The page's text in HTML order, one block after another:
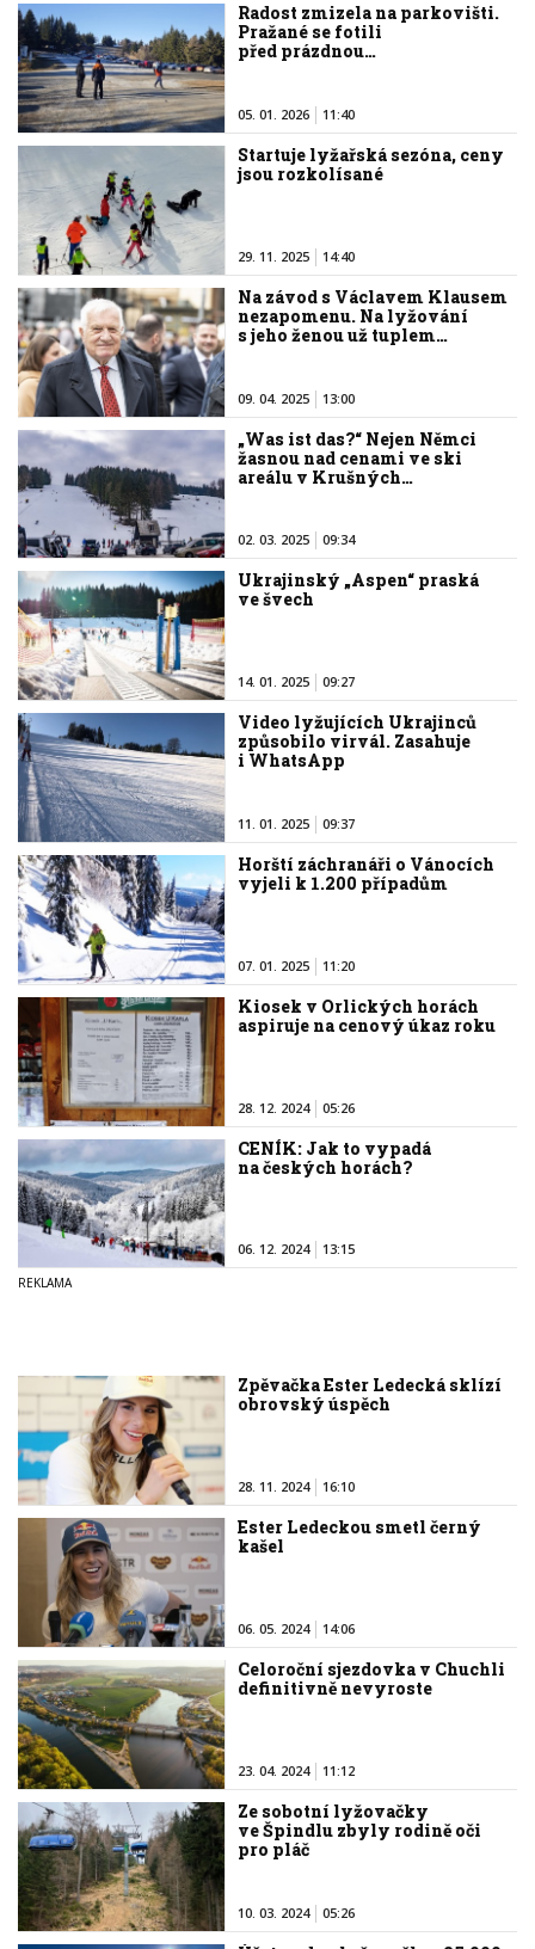
Radost zmizela na parkovišti.
Pražané se fotili
před prázdnou…
05. 01. 2026 11:40
Startuje lyžařská sezóna, ceny
jsou rozkolísané
29. 11. 2025 14:40
Na závod s Václavem Klausem
nezapomenu. Na lyžování
s jeho ženou už tuplem…
09. 04. 2025 13:00
„Was ist das?“ Nejen Němci
žasnou nad cenami ve ski
areálu v Krušných…
02. 03. 2025 09:34
Ukrajinský „Aspen“ praská
ve švech
14. 01. 2025 09:27
Video lyžujících Ukrajinců
způsobilo virvál. Zasahuje
i WhatsApp
11. 01. 2025 09:37
Horští záchranáři o Vánocích
vyjeli k 1.200 případům
07. 01. 2025 11:20
Kiosek v Orlických horách
aspiruje na cenový úkaz roku
28. 12. 2024 05:26
CENÍK: Jak to vypadá
na českých horách?
06. 12. 2024 13:15
Zpěvačka Ester Ledecká sklízí
obrovský úspěch
28. 11. 2024 16:10
Ester Ledeckou smetl černý
kašel
06. 05. 2024 14:06
Celoroční sjezdovka v Chuchli
definitivně nevyroste
23. 04. 2024 11:12
Ze sobotní lyžovačky
ve Špindlu zbyly rodině oči
pro pláč
10. 03. 2024 05:26